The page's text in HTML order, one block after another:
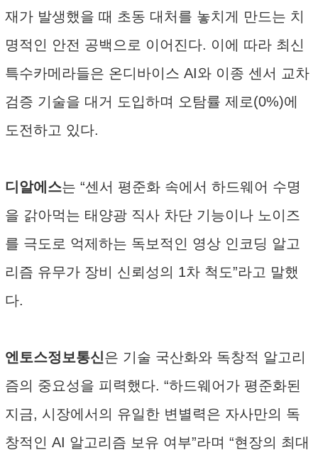
재가 발생했을 때 초동 대처를 놓치게 만드는 치
명적인 안전 공백으로 이어진다. 이에 따라 최신
특수카메라들은 온디바이스 AI와 이종 센서 교차
검증 기술을 대거 도입하며 오탐률 제로(0%)에
도전하고 있다.
디알에스는 “센서 평준화 속에서 하드웨어 수명
을 갉아먹는 태양광 직사 차단 기능이나 노이즈
를 극도로 억제하는 독보적인 영상 인코딩 알고
리즘 유무가 장비 신뢰성의 1차 척도”라고 말했
다.
엔토스정보통신은 기술 국산화와 독창적 알고리
즘의 중요성을 피력했다. “하드웨어가 평준화된
지금, 시장에서의 유일한 변별력은 자사만의 독
창적인 AI 알고리즘 보유 여부”라며 “현장의 최대